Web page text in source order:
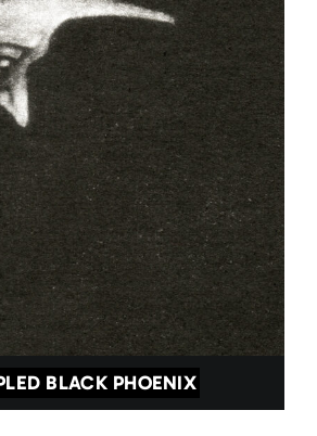
BLACK PHOENIX